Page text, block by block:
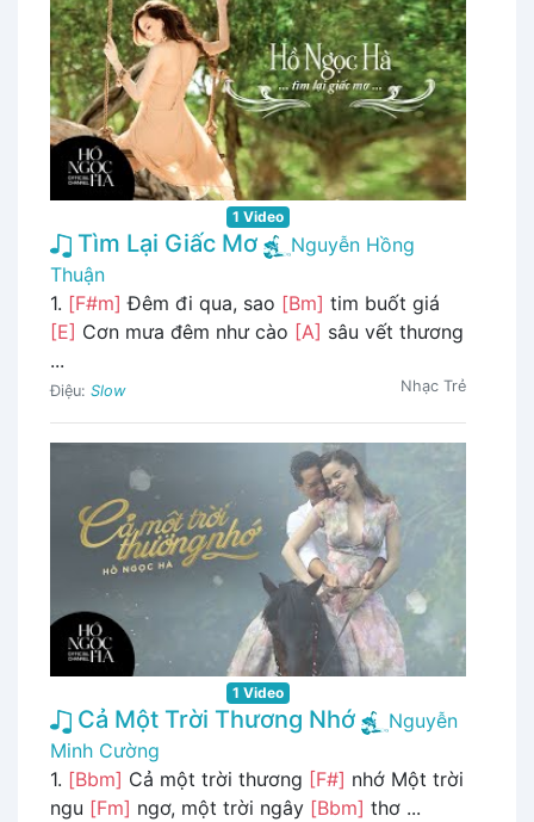
1 Video
Tìm Lại Giấc Mơ
Nguyễn Hồng
Thuận
1. [F#m] Đêm đi qua, sao [Bm] tim buốt giá
[E] Cơn mưa đêm như cào [A] sâu vết thương
...
Điệu: Slow Nhạc Trẻ
1 Video
Cả Một Trời Thương Nhớ
Nguyễn
Minh Cường
1. [Bbm] Cả một trời thương [F#] nhớ Một trời
ngu [Fm] ngơ, một trời ngây [Bbm] thơ ...